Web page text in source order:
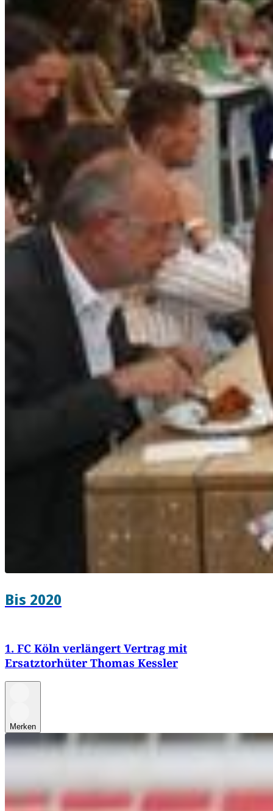
Bis 2020
1. FC Köln verlängert Vertrag mit
Ersatztorhüter Thomas Kessler
Merken